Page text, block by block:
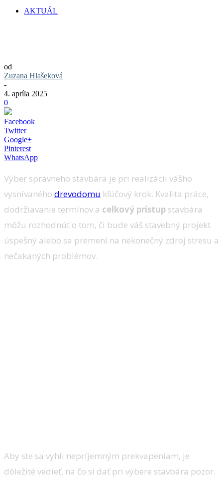
AKTUÁL
od
Zuzana Hlašeková
-
4. apríla 2025
0
Facebook
Twitter
Google+
Pinterest
WhatsApp
Výber správneho stavbára je pri realizácii vášho
vysnívaného drevodomu kľúčový krok. Kvalita práce,
dodržiavanie termínov a celkový prístup stavbára
môžu rozhodnúť o tom, či bude váš stavebný projekt
úspešný alebo sa premení na nekonečný zdroj stresu a
nečakaných problémov.
Aby ste sa vyhli nepríjemným prekvapeniam, je
dôležité vedieť, na čo si dať pri výbere stavbára pozor.